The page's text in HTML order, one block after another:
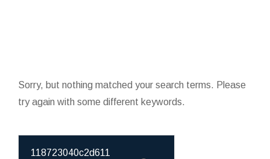
Sorry, but nothing matched your search terms. Please
try again with some different keywords.